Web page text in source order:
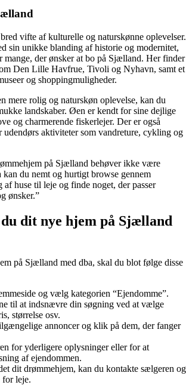
vifte af kulturelle og naturskønne oplevelser.
sin unikke blanding af historie og modernitet,
der ønsker at bo på Sjælland. Her finder
Den Lille Havfrue, Tivoli og Nyhavn, samt et
og shoppingmuligheder.
mere rolig og naturskøn oplevelse, kan du
landskaber. Øen er kendt for sine dejlige
og charmerende fiskerlejer. Der er også
udendørs aktiviteter som vandreture, cykling og
på Sjælland behøver ikke være
du nemt og hurtigt browse gennem
af huse til leje og finde noget, der passer
ønsker.”
dit nye hjem på Sjælland
på Sjælland med dba, skal du blot følge disse
og vælg kategorien “Ejendomme”.
til at indsnævre din søgning ved at vælge
størrelse osv.
annoncer og klik på dem, der fanger
for yderligere oplysninger eller for at
af ejendommen.
dit drømmehjem, kan du kontakte sælgeren og
for leje.